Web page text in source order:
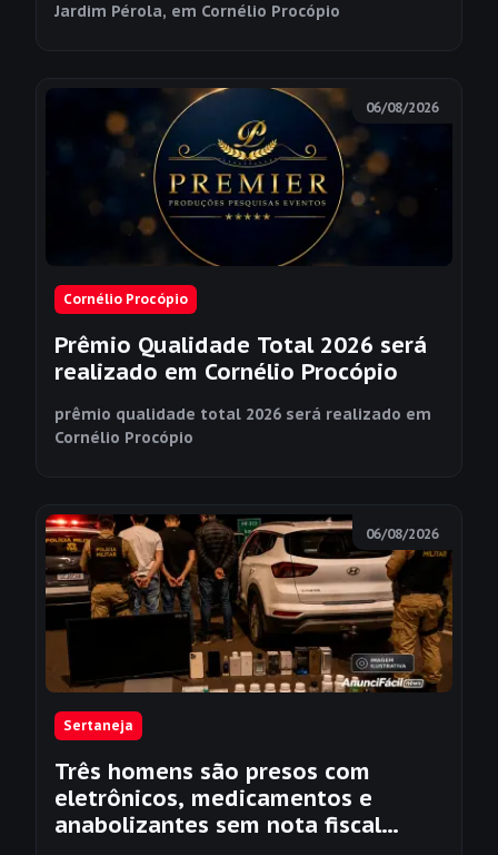
Jardim Pérola, em Cornélio Procópio
06/08/2026
Cornélio Procópio
Prêmio Qualidade Total 2026 será
realizado em Cornélio Procópio
prêmio qualidade total 2026 será realizado em
Cornélio Procópio
06/08/2026
Sertaneja
Três homens são presos com
eletrônicos, medicamentos e
anabolizantes sem nota fiscal